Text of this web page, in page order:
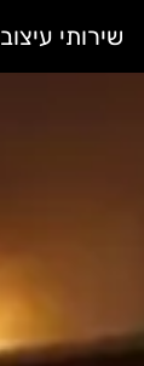
שירותי עיצוב